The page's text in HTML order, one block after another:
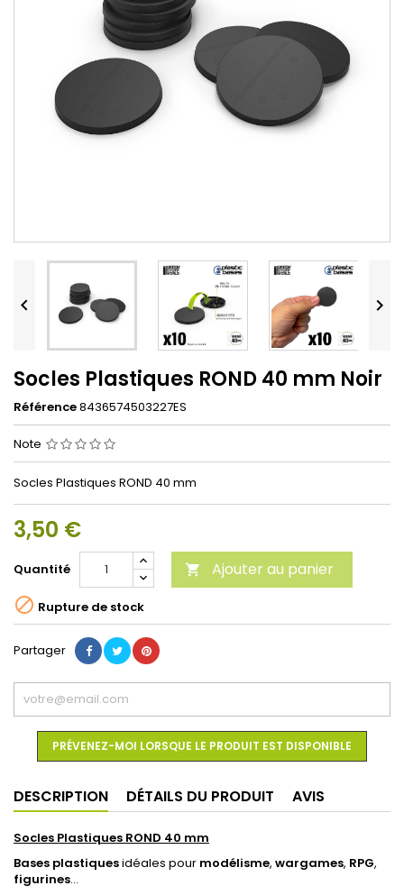
 
Socles Plastiques ROND 40 mm Noir
Référence8436574503227ES
Note
Socles Plastiques ROND 40 mm
3,50 €
Quantité  Ajouter au panier
 Rupture de stock
Partager
PRÉVENEZ-MOI LORSQUE LE PRODUIT EST DISPONIBLE
DESCRIPTION DÉTAILS DU PRODUIT AVIS
Socles Plastiques ROND 40 mm
Bases plastiquesidéales pour modélisme, wargames, RPG,
figurines...